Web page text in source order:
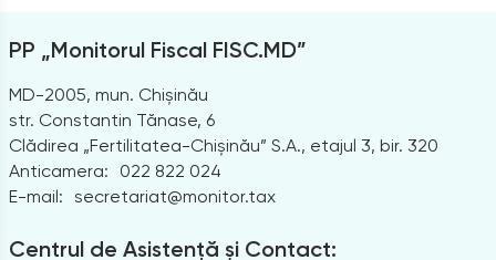
PP „Monitorul Fiscal FISC.MD”
MD-2005, mun. Chișinău
str. Constantin Tănase, 6
Clădirea „Fertilitatea-Chișinău” S.A., etajul 3, bir. 320
Anticamera:
022 822 024
E-mail: secretariat@monitor.tax
Centrul de Asistență și Contact: